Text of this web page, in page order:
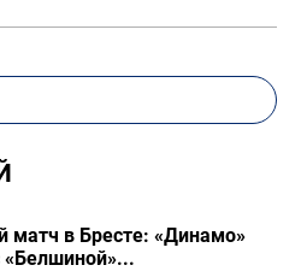
матч в Бресте: «Динамо»
«Белшиной»...